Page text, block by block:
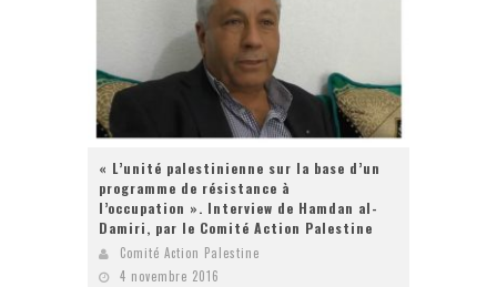
« L’unité palestinienne sur la base d’un
programme de résistance à
l’occupation ». Interview de Hamdan al-
Damiri, par le Comité Action Palestine
Comité Action Palestine
4 novembre 2016